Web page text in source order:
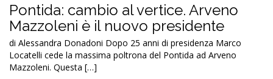
Pontida: cambio al vertice. Arveno
Mazzoleni è il nuovo presidente
di Alessandra Donadoni Dopo 25 anni di presidenza Marco
Locatelli cede la massima poltrona del Pontida ad Arveno
Mazzoleni. Questa […]